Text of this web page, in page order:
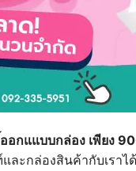
อกแแบบกล่อง เพียง
ะกล่องสินค้ากับเราได้